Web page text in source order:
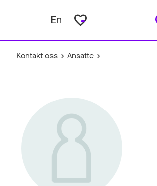
En favorite_border
Kontakt oss Ansatte